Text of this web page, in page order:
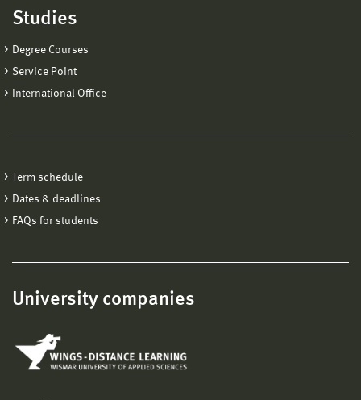
Studies
Degree Courses
Service Point
International Office
Term schedule
Dates & deadlines
FAQs for students
University companies